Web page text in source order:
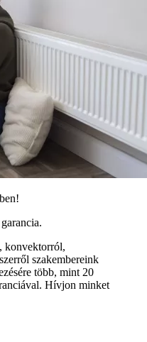
konvektorról,
szakembereink
több, mint 20
Hívjon minket